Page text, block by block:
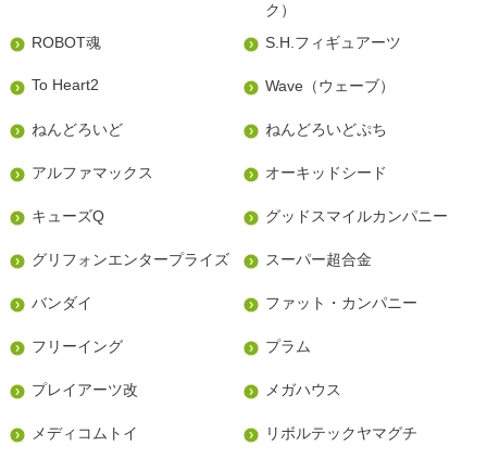
ク）
ROBOT魂
S.H.フィギュアーツ
To Heart2 Wave（ウェーブ）
ねんどろいど ねんどろいどぷち
アルファマックス オーキッドシード
キューズQ グッドスマイルカンパニー
グリフォンエンタープライズ スーパー超合金
バンダイ ファット・カンパニー
フリーイング プラム
プレイアーツ改 メガハウス
メディコムトイ リボルテックヤマグチ